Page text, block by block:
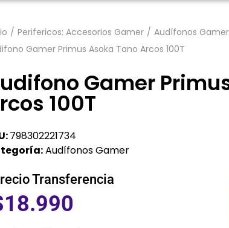
/ Perifericos: Accesorios Gamer / Audífonos Gamer
Gamer Primus Asoka Tano Arcos 100T
Gamer
100T
798302221734
Audífonos Gamer
Transferencia
18.990